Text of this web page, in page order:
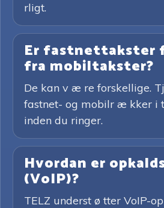
rligt.
Er fastnettakster
fra mobiltakster?
De kan v æ re forskellige.
fastnet- og mobilr æ kker i
inden du ringer.
Hvordan er
(VoIP)?
TELZ underst ø tter VoIP-